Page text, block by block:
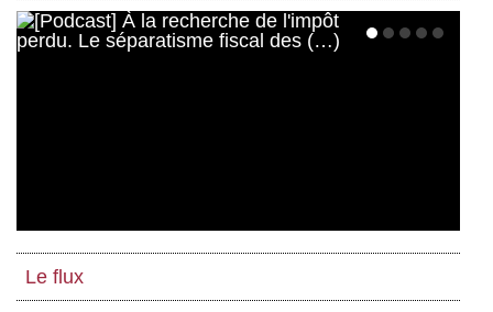
Du village à Megalopolis : pour une
critique du gigantisme
alternatives à quoi ?
du livre de Bernard Friot, « Le travail,
Le flux